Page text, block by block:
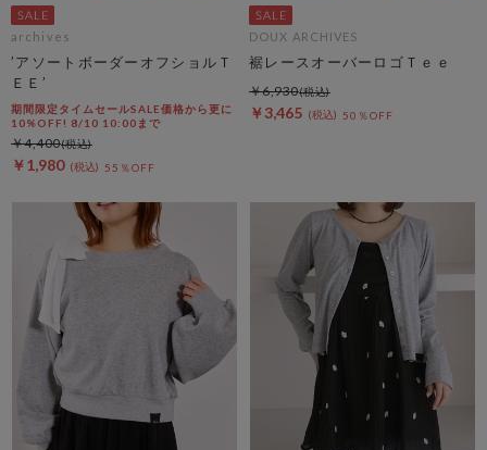
archives
’アソートボーダーオフショルＴ
ＥＥ’
期間限定タイムセールSALE価格から更に
10%OFF! 8/10 10:00まで
￥1,980 55％OFF
￥4,400
DOUX ARCHIVES
裾レースオーバーロゴＴｅｅ
￥3,465 50％OFF
￥6,930